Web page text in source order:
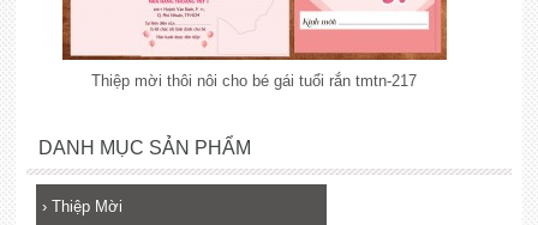
Thiệp mời thôi nôi cho bé gái tuổi rắn tmtn-217
DANH MỤC SẢN PHẨM
› Thiệp Mời